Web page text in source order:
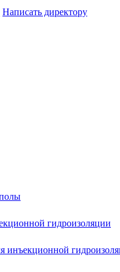
Написать директору
гидроизоляции
инъекционной